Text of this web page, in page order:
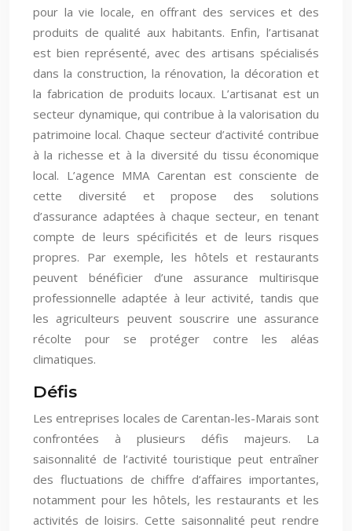
pour la vie locale, en offrant des services et des
produits de qualité aux habitants. Enfin, l’artisanat
est bien représenté, avec des artisans spécialisés
dans la construction, la rénovation, la décoration et
la fabrication de produits locaux. L’artisanat est un
secteur dynamique, qui contribue à la valorisation du
patrimoine local. Chaque secteur d’activité contribue
à la richesse et à la diversité du tissu économique
local. L’agence MMA Carentan est consciente de
cette diversité et propose des solutions
d’assurance adaptées à chaque secteur, en tenant
compte de leurs spécificités et de leurs risques
propres. Par exemple, les hôtels et restaurants
peuvent bénéficier d’une assurance multirisque
professionnelle adaptée à leur activité, tandis que
les agriculteurs peuvent souscrire une assurance
récolte pour se protéger contre les aléas
climatiques.
Défis
Les entreprises locales de Carentan-les-Marais sont
confrontées à plusieurs défis majeurs. La
saisonnalité de l’activité touristique peut entraîner
des fluctuations de chiffre d’affaires importantes,
notamment pour les hôtels, les restaurants et les
activités de loisirs. Cette saisonnalité peut rendre